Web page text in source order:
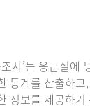
사’는 응급실에
통계를 산출하
정보를 제공하